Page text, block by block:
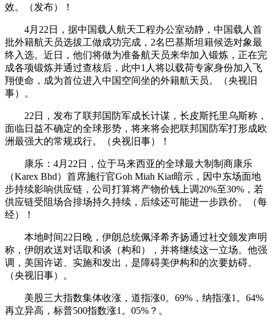
效。（发布）！
4月22日，据中国载人航天工程办公室动静，中国载人首
批外籍航天员选拔工做成功完成，2名巴基斯坦籍候选对象最
终入选。近日，他们将做为准备航天员来华加入锻炼，正在完
成各项锻炼并通过查核后，此中1人将以载荷专家身份加入飞
翔使命，成为首位进入中国空间坐的外籍航天员。（央视旧
事）。
22日，发布了联邦国防军成长计谋，长皮斯托里乌斯称，
面临日益不确定的全球形势，将来将会把联邦国防军打形成欧
洲最强大的常规戎行。（央视旧事）！
康乐：4月22日，位于马来西亚的全球最大制制商康乐
（Karex Bhd）首席施行官Goh Miah Kiat暗示，因中东场面地
步持续影响供应链，公司打算将产物价钱上调20%至30%，若
供应链受阻场合排场持久持续，后续还可能进一步跌价。（每
经）！
本地时间22日晚，伊朗总统佩泽希齐扬通过社交颁发声明
称，伊朗欢送对话取和谈（构和），并将继续这一立场。他强
调，美国许诺、实施和发出，是障碍美伊构和的次要妨碍。
（央视旧事）。
美股三大指数集体收涨，道指涨0。69%，纳指涨1。64%
再立异高，标普500指数涨1。05%？。